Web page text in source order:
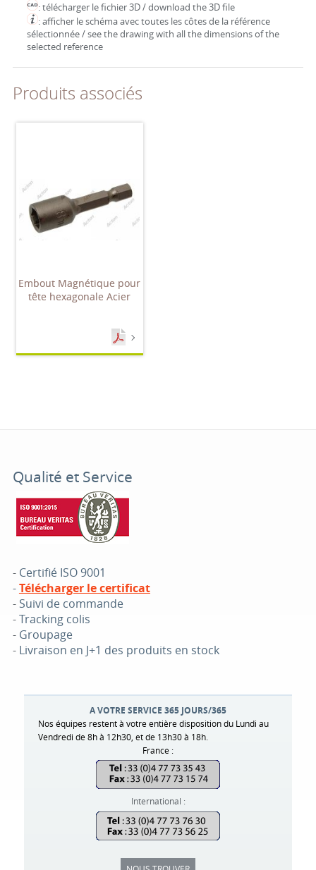
: télécharger le fichier 3D / download the 3D file
: afficher le schéma avec toutes les côtes de la référence
sélectionnée / see the drawing with all the dimensions of the
selected reference
Produits associés
Embout Magnétique pour
tête hexagonale Acier
Qualité et Service
- Certifié ISO 9001
-Télécharger le certificat
- Suivi de commande
-Tracking colis
- Groupage
- Livraison en J+1 des produits en stock
A VOTRE SERVICE 365 JOURS/365
Nos équipes restent à votre entière disposition du Lundi au
Vendredi de 8h à 12h30, et de 13h30 à 18h.
France :
International :